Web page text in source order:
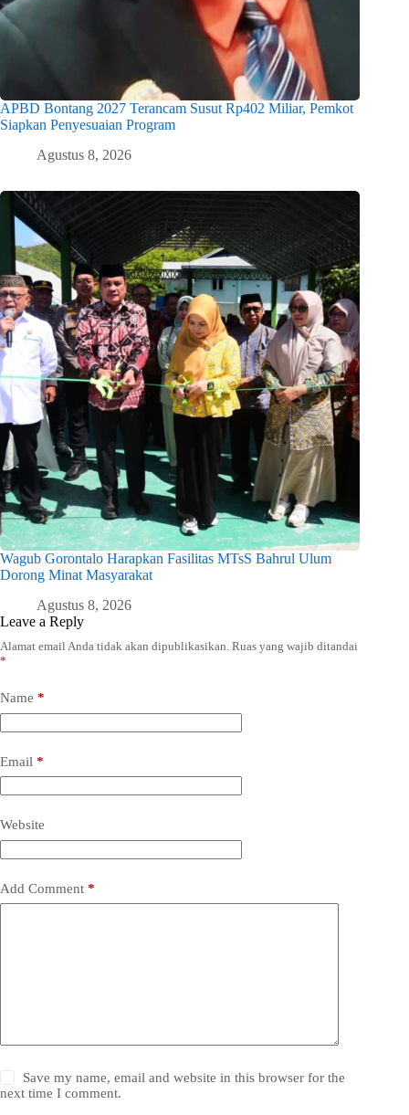
APBD Bontang 2027 Terancam Susut Rp402 Miliar, Pemkot
Siapkan Penyesuaian Program
Agustus 8, 2026
Wagub Gorontalo Harapkan Fasilitas MTsS Bahrul Ulum
Dorong Minat Masyarakat
Agustus 8, 2026
Leave a Reply
Alamat email Anda tidak akan dipublikasikan. Ruas yang wajib ditandai
*
Name *
Email *
Website
Add Comment *
Save my name, email and website in this browser for the
next time I comment.